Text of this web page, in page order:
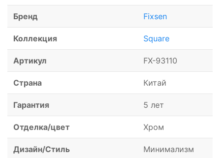
Бренд Fixsen
Коллекция Square
Артикул FX-93110
Страна Китай
Гарантия 5 лет
Отделка/цвет Хром
Дизайн/Стиль Минимализм